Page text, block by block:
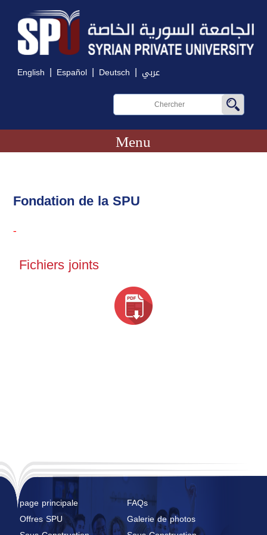
English | Español | Deutsch | عربي
Menu
Fondation de la SPU
-
Fichiers joints
page principale
FAQs
Offres SPU
Galerie de photos